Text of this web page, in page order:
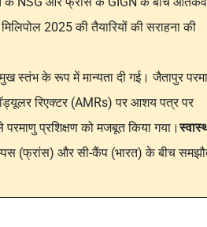
2025 की तैयारियों की सराहना की
स्तंभ के रूप में मान्यता दी गई। जैतापुर
रिएक्टर (AMRs) पर आशय पत्र पर
प्रशिक्षण को मजबूत किया गया।
(फ्रांस) और सी-कैंप (भारत) के बीच